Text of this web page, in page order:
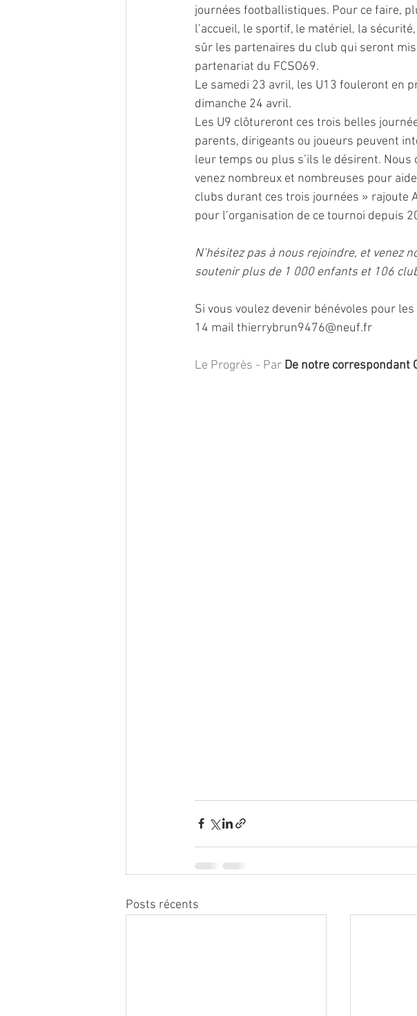
journées footballistiques. Pour ce faire,
l’accueil, le sportif, le matériel, la
sûr les partenaires du club qui seront
partenariat du FCSO69.
Le samedi 23 avril, les U13 fouleront en
dimanche 24 avril.
Les U9 clôtureront ces trois belles
parents, dirigeants ou joueurs peuvent
leur temps ou plus s’ils le désirent. Nous
venez nombreux et nombreuses pour
clubs durant ces trois journées » rajoute
pour l’organisation de ce tournoi depuis
N’hésitez pas à nous rejoindre, et venez
soutenir plus de 1 000 enfants et 106
Si vous voulez devenir bénévoles pour
14 mail thierrybrun9476@neuf.fr
Le Progrès - Par De notre correspondant
Posts récents